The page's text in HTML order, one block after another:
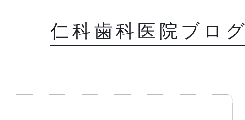
仁科歯科医院ブログ